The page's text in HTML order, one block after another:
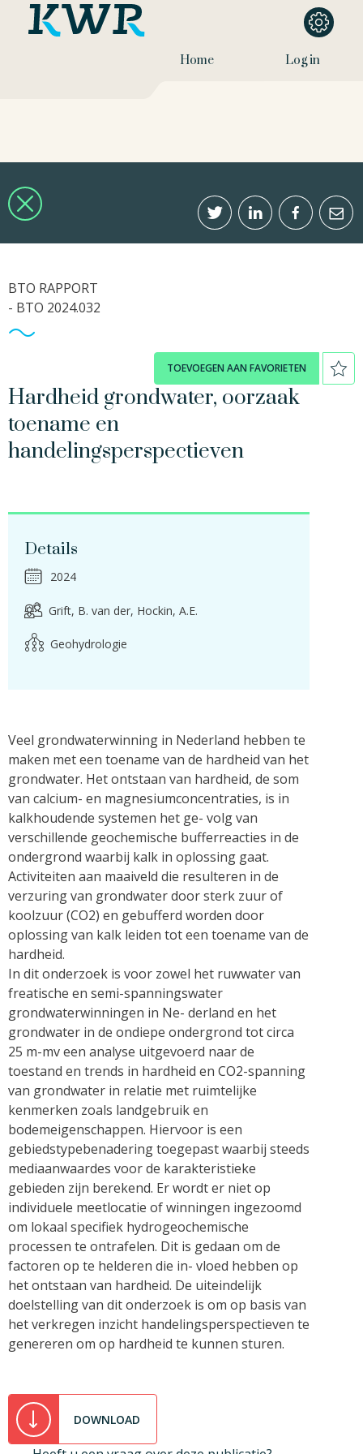
Home Log in
BTO RAPPORT
- BTO 2024.032
TOEVOEGEN AAN FAVORIETEN
Hardheid grondwater, oorzaak
toename en
handelingsperspectieven
Details
2024
Grift, B. van der Hockin, A.E.
Geohydrologie
Veel grondwaterwinning in Nederland hebben te
maken met een toename van de hardheid van het
grondwater. Het ontstaan van hardheid, de som
van calcium- en magnesiumconcentraties, is in
kalkhoudende systemen het ge- volg van
verschillende geochemische bufferreacties in de
ondergrond waarbij kalk in oplossing gaat.
Activiteiten aan maaiveld die resulteren in de
verzuring van grondwater door sterk zuur of
koolzuur (CO2) en gebufferd worden door
oplossing van kalk leiden tot een toename van de
hardheid.
In dit onderzoek is voor zowel het ruwwater van
freatische en semi-spanningswater
grondwaterwinningen in Ne- derland en het
grondwater in de ondiepe ondergrond tot circa
25 m-mv een analyse uitgevoerd naar de
toestand en trends in hardheid en CO2-spanning
van grondwater in relatie met ruimtelijke
kenmerken zoals landgebruik en
bodemeigenschappen. Hiervoor is een
gebiedstypebenadering toegepast waarbij steeds
mediaanwaardes voor de karakteristieke
gebieden zijn berekend. Er wordt er niet op
individuele meetlocatie of winningen ingezoomd
om lokaal specifiek hydrogeochemische
processen te ontrafelen. Dit is gedaan om de
factoren op te helderen die in- vloed hebben op
het ontstaan van hardheid. De uiteindelijk
doelstelling van dit onderzoek is om op basis van
het verkregen inzicht handelingsperspectieven te
genereren om op hardheid te kunnen sturen.
DOWNLOAD